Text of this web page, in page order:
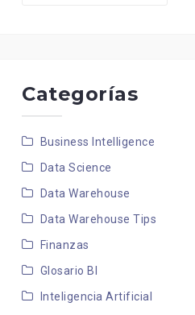
Categorías
Business Intelligence
Data Science
Data Warehouse
Data Warehouse Tips
Finanzas
Glosario BI
Inteligencia Artificial